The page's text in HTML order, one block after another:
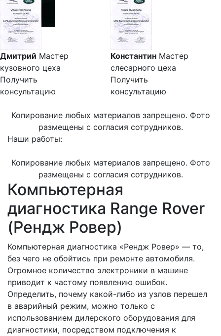
Дмитрий Мастер
кузовного цеха
Получить
консультацию
Константин Мастер
слесарного цеха
Получить
консультацию
Копирование любых материалов запрещено. Фото
размещены с согласия сотрудников.
Наши работы:
Копирование любых материалов запрещено. Фото
размещены с согласия сотрудников.
Компьютерная
диагностика Range Rover
(Рендж Ровер)
Компьютерная диагностика «Рендж Ровер» — то,
без чего не обойтись при ремонте автомобиля.
Огромное количество электроники в машине
приводит к частому появлению ошибок.
Определить, почему какой-либо из узлов перешел
в аварийный режим, можно только с
использованием дилерского оборудования для
диагностики, посредством подключения к